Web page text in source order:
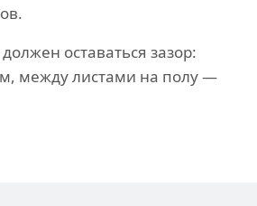
оставаться зазор:
между листами на полу —